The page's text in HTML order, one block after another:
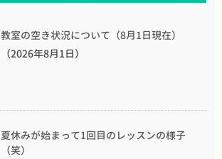
教室の空き状況について（8月1日現在）
（2026年8月1日）
夏休みが始まって1回目のレッスンの様子
（笑）